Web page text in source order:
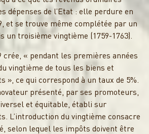
dépenses de l’Etat : elle perdure en
et se trouve même complétée par un
un troisième vingtième (1759-1763).
crée, « pendant les premières années
vingtième de tous les biens et
», ce qui correspond à un taux de 5%.
présenté, par ses promoteurs,
et équitable, établi sur
L’introduction du vingtième consacre
selon lequel les impôts doivent être